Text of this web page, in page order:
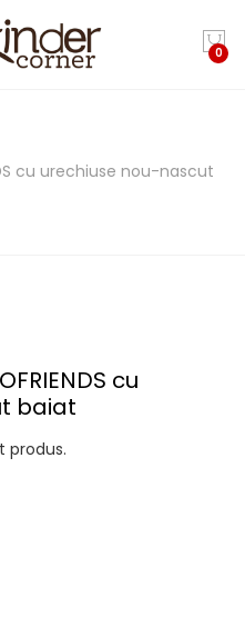
0
cu urechiuse nou-nascut
cu
baiat
produs.